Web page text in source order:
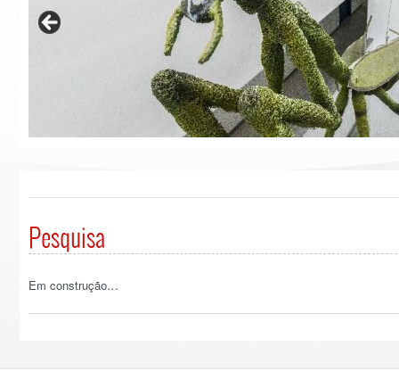
Pesquisa
Em construção…